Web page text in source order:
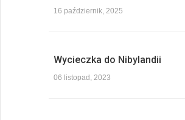
16 październik, 2025
Wycieczka do Nibylandii
06 listopad, 2023